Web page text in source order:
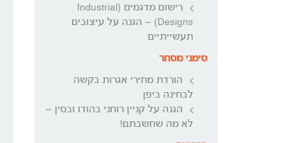
רישום מדגמים (Industrial
Designs) – הגנה על עיצובים
תעשייתיים
סימני מסחר
הורדת מחירי אגרות בקשה
לבחינה ביפן
הגנה על קניין רוחני בהודו ובסין –
לא מה שחשבתם!